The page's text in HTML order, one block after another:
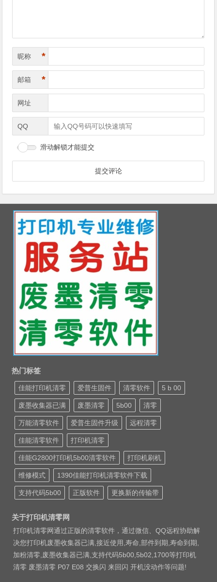
昵称 *
邮箱 *
网址
QQ
滑动解锁才能提交
热门标签
佳能打印机清零 爱普生固件 清零软件 5 b 00
废墨收集器已满 废墨清零 5b00 清零
万能清零软件 爱普生固件升级 远程清零
佳能清零软件 打印机清零
佳能G2800打印机5b00清零软件 打印机刷机
维修模式 1390佳能打印机清零软件下载
支持代码5b00 正版软件 更换新的传输带
关于打印机清零网
打印机清零网通过正版的清零软件，通过微信、QQ远程协助解
决您打印机废墨收集器已满,接近使用,寿命,部件到期,寿命到期,
加粉清零,废墨收集器已满,支持代码5b00,5b02,1700等打印机
清零 废墨清零 P07 E08 交换闪 来回闪 开机没动作等问题!